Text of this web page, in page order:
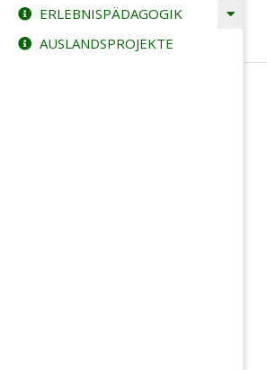
ERLEBNISPÄDAGOGIK
AUSLANDSPROJEKTE